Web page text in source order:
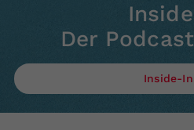
Der
Inside-In